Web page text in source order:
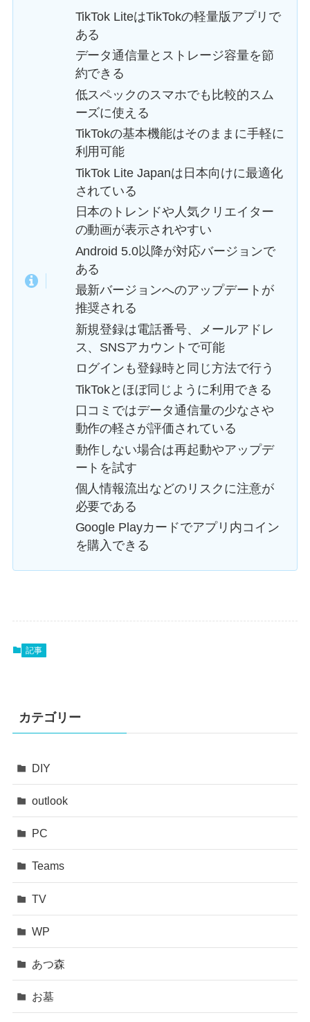
TikTok LiteはTikTokの軽量版アプリで
ある
データ通信量とストレージ容量を節
約できる
低スペックのスマホでも比較的スム
ーズに使える
TikTokの基本機能はそのままに手軽に
利用可能
TikTok Lite Japanは日本向けに最適化
されている
日本のトレンドや人気クリエイター
の動画が表示されやすい
Android 5.0以降が対応バージョンで
ある
最新バージョンへのアップデートが
推奨される
新規登録は電話番号、メールアドレ
ス、SNSアカウントで可能
ログインも登録時と同じ方法で行う
TikTokとほぼ同じように利用できる
口コミではデータ通信量の少なさや
動作の軽さが評価されている
動作しない場合は再起動やアップデ
ートを試す
個人情報流出などのリスクに注意が
必要である
Google Playカードでアプリ内コイン
を購入できる
記事
カテゴリー
DIY
outlook
PC
Teams
TV
WP
あつ森
お墓